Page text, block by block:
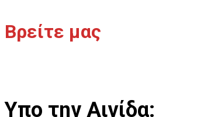
Βρείτε μας
Υπο την Αιγίδα: